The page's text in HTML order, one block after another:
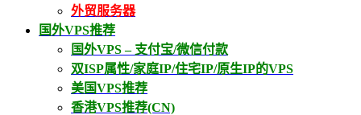
外贸服务器
国外VPS推荐
国外VPS – 支付宝/微信付款
双ISP属性/家庭IP/住宅IP/原生IP的VPS
美国VPS推荐
香港VPS推荐(CN)